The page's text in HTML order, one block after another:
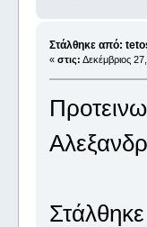
Στάλθηκε από:
« στις: Δεκέμβριος